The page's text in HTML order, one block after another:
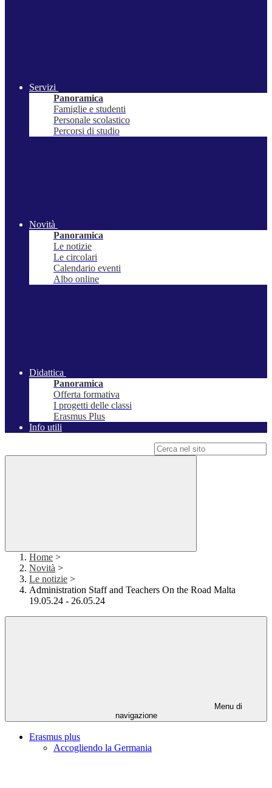
Servizi
Panoramica
Famiglie e studenti
Personale scolastico
Percorsi di studio
Novità
Panoramica
Le notizie
Le circolari
Calendario eventi
Albo online
Didattica
Panoramica
Offerta formativa
I progetti delle classi
Erasmus Plus
Info utili
Home >
Novità >
Le notizie >
Administration Staff and Teachers On the Road Malta
19.05.24 - 26.05.24
Menu di
navigazione
Erasmus plus
Accogliendo la Germania